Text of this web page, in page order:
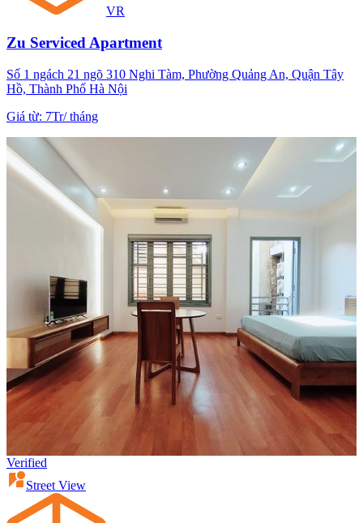
VR
Zu Serviced Apartment
Số 1 ngách 21 ngõ 310 Nghi Tàm, Phường Quảng An, Quận Tây
Hồ, Thành Phố Hà Nội
Giá từ: 7Tr/tháng
Verified
Street View